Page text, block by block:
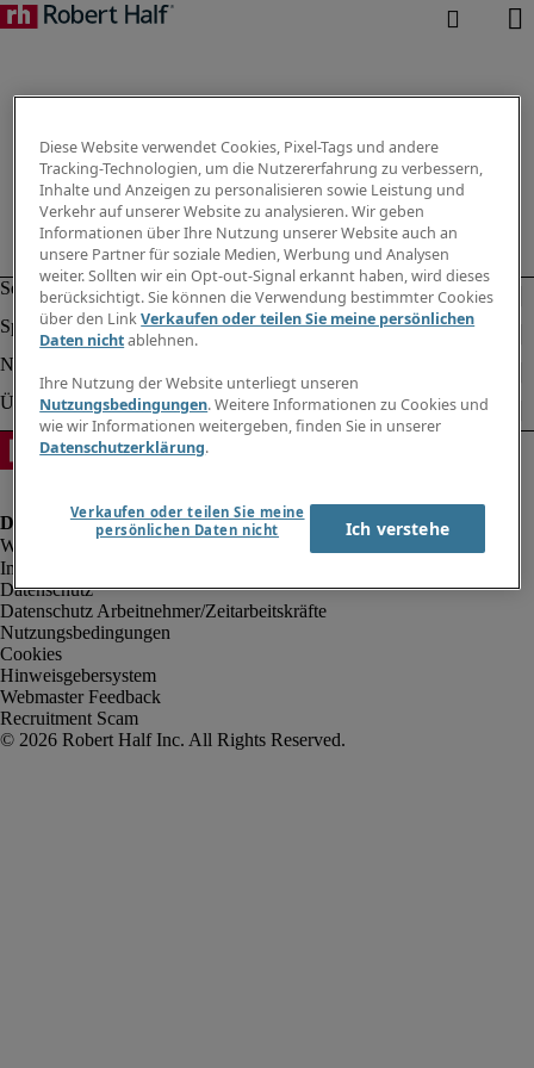
Impressum
Datenschutz
Datenschutz Arbeitnehmer/Zeitarbeitskräfte
Nutzungsbedingungen
Cookies
Hinweisgebersystem
Webmaster Feedback
Recruitment Scam
Diese Website verwendet Cookies, Pixel-Tags und andere
Tracking-Technologien, um die Nutzererfahrung zu verbessern,
Inhalte und Anzeigen zu personalisieren sowie Leistung und
Verkehr auf unserer Website zu analysieren. Wir geben
Informationen über Ihre Nutzung unserer Website auch an
unsere Partner für soziale Medien, Werbung und Analysen
weiter. Sollten wir ein Opt-out-Signal erkannt haben, wird dieses
berücksichtigt. Sie können die Verwendung bestimmter Cookies
über den LinkVerkaufen oder teilen Sie meine persönlichen
Daten nichtablehnen.
Ihre Nutzung der Website unterliegt unseren
Nutzungsbedingungen. Weitere Informationen zu Cookies und
wie wir Informationen weitergeben, finden Sie in unserer
Datenschutzerklärung.
Verkaufen oder teilen Sie meine
persönlichen Daten nicht
Ich verstehe